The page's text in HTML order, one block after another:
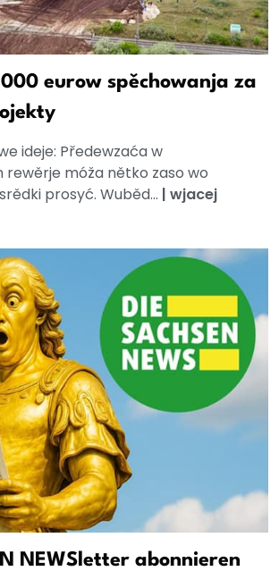
eurow spěchowanja za
ideje: Předewzaća w
rewěrje móža nětko zaso wo
prosyć. Wuběd... | wjacej
NEWSletter abonnieren